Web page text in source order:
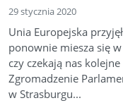
29 stycznia 2020
Unia Europejska
ponownie miesza się
czy czekają nas
Zgromadzenie
w Strasburgu...